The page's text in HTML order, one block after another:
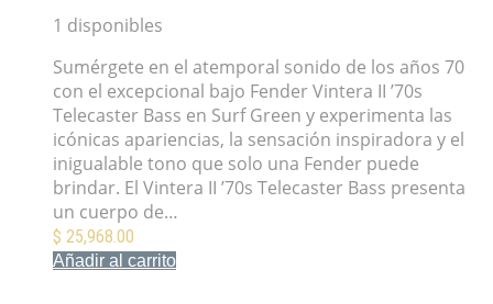
1 disponibles
Sumérgete en el atemporal sonido de los años 70
con el excepcional bajo Fender Vintera II ’70s
Telecaster Bass en Surf Green y experimenta las
icónicas apariencias, la sensación inspiradora y el
inigualable tono que solo una Fender puede
brindar. El Vintera II ’70s Telecaster Bass presenta
un cuerpo de…
$ 25,968.00
Añadir al carrito